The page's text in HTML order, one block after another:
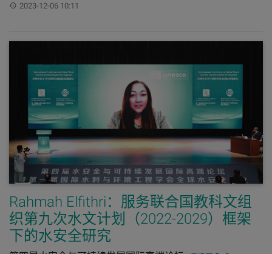
更新：2023-12-06 10:11
Rahmah Elfithri：服务联合国教科文组
织第九次水文计划（2022-2029）框架
下的水安全研究